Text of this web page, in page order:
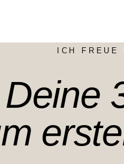
ICH FREUE
Deine